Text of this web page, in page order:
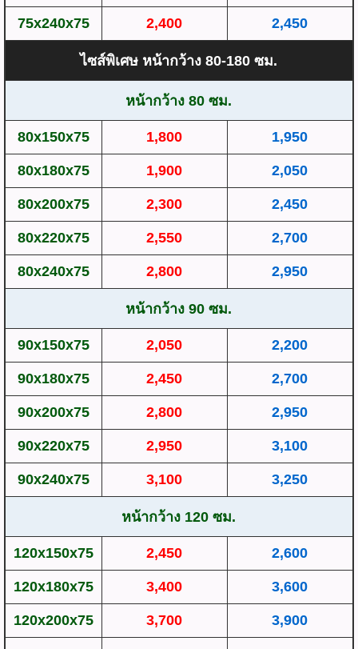
75x240x75 2,400 2,450
ไซส์พิเศษ หน้ากว้าง 80-180 ซม.
หน้ากว้าง 80 ซม.
80x150x75 1,800 1,950
80x180x75 1,900 2,050
80x200x75 2,300 2,450
80x220x75 2,550 2,700
80x240x75 2,800 2,950
หน้ากว้าง 90 ซม.
90x150x75 2,050 2,200
90x180x75 2,450 2,700
90x200x75 2,800 2,950
90x220x75 2,950 3,100
90x240x75 3,100 3,250
หน้ากว้าง 120 ซม.
120x150x75 2,450 2,600
120x180x75 3,400 3,600
120x200x75 3,700 3,900